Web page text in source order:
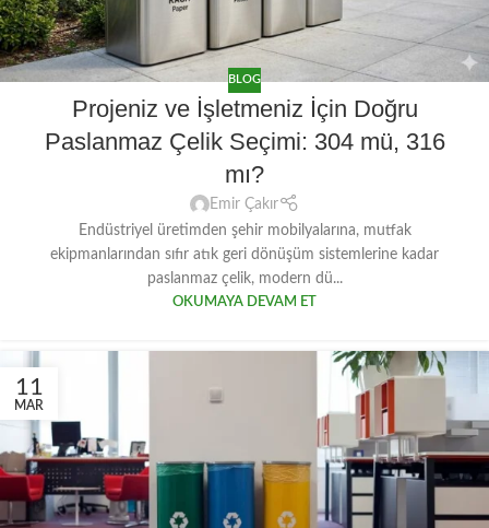
BLOG
Projeniz ve İşletmeniz İçin Doğru
Paslanmaz Çelik Seçimi: 304 mü, 316
mı?
Emir Çakır
Endüstriyel üretimden şehir mobilyalarına, mutfak
ekipmanlarından sıfır atık geri dönüşüm sistemlerine kadar
paslanmaz çelik, modern dü...
OKUMAYA DEVAM ET
11
MAR